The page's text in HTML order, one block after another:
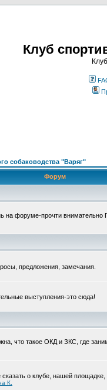
Клуб
собаководства "Варяг"
Форум
на форуме-прочти
предложения, замечания.
выступления-это сюда!
что такое ОКД и ЗКС, где
о клубе, нашей площадке,
К.